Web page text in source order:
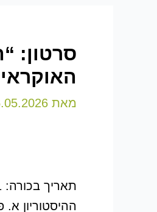
מאת
ההיסטוריון א.